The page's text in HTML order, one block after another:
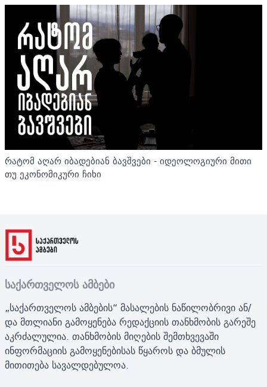
რატომ აღარ იბადებიან ბავშვები - იდეოლოგიური მითი
თუ ეკონომიკური ჩიხი
საქართველოს ამბები
„საქართველოს ამბების“ მასალების ნაწილობრივი ან/
და მთლიანი გამოყენება რედაქციის თანხმობის გარეშე
აკრძალულია. თანხმობის მიღების შემთხვევაში
ინფორმაციის გამოყენებისას წყაროს და ბმულის
მითითება სავალდებულოა.